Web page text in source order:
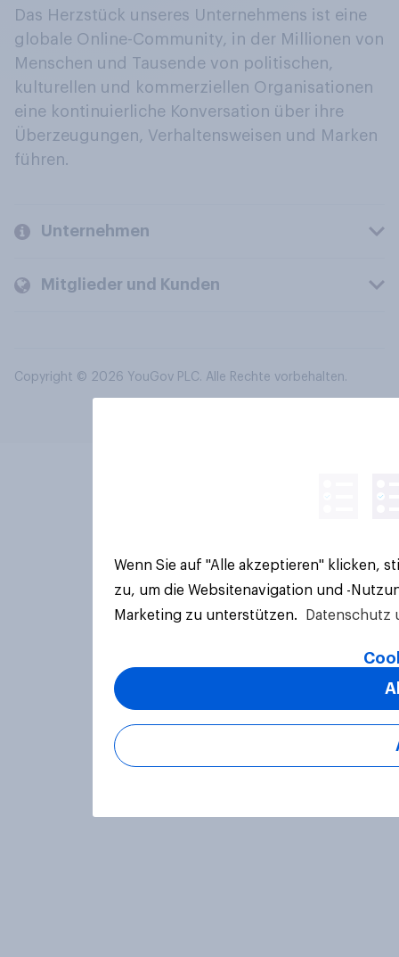
Das Herzstück unseres Unternehmens ist eine
globale Online-Community, in der Millionen von
Menschen und Tausende von politischen,
kulturellen und kommerziellen Organisationen
eine kontinuierliche Konversation über ihre
Überzeugungen, Verhaltensweisen und Marken
führen.
Unternehmen
Mitglieder und Kunden
Copyright © 2026 YouGov PLC. Alle Rechte vorbehalten.
Wenn Sie auf "Alle akzeptieren" klicken,
zu, um die Websitenavigation und -
Marketing zu unterstützen.
Datenschutz